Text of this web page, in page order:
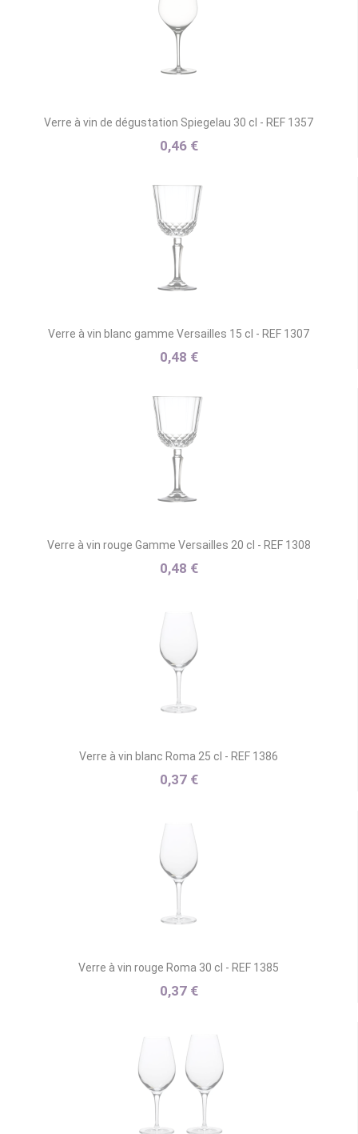
Verre à vin de dégustation Spiegelau 30 cl - REF 1357
0,46 €
Verre à vin blanc gamme Versailles 15 cl - REF 1307
0,48 €
Verre à vin rouge Gamme Versailles 20 cl - REF 1308
0,48 €
Verre à vin blanc Roma 25 cl - REF 1386
0,37 €
Verre à vin rouge Roma 30 cl - REF 1385
0,37 €